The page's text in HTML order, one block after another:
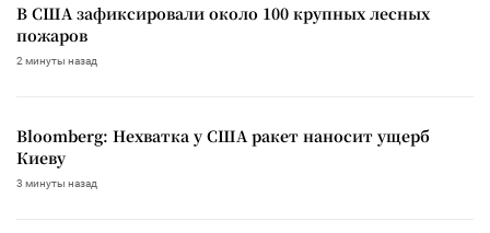
В США зафиксировали около 100 крупных лесных
пожаров
2 минуты назад
Bloomberg: Нехватка у США ракет наносит ущерб
Киеву
3 минуты назад